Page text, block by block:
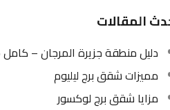
المقالات
دليل منطقة جزيرة المرجان – كامل 2025
مميزات شقق برج ليليوم
مزايا شقق برج لوكسور